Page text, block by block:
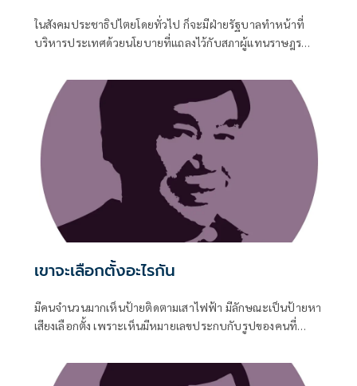
ในสังคมประชาธิปไตยโดยทั่วไป ก็จะมีฝ่ายรัฐบาลทำหน้าที่
บริหารประเทศด้วยนโยบายที่แถลงไว้กับสภาผู้แทนราษฎร
เดียวกันก็จะมีฝ่ายค้านทำหน้าที่ตรวจสอบการทำงานของ
รัฐบาล
เขาจะเลือกตั้งอะไรกัน
มีคนจำนวนมากเห็นป้ายติดตามเสาไฟฟ้า มีลักษณะเป็นป้ายหา
เสียงเลือกตั้ง เพราะเห็นมีหมายเลขประกบกับรูปของคนที่
ตั้งผู้ว่าฯ